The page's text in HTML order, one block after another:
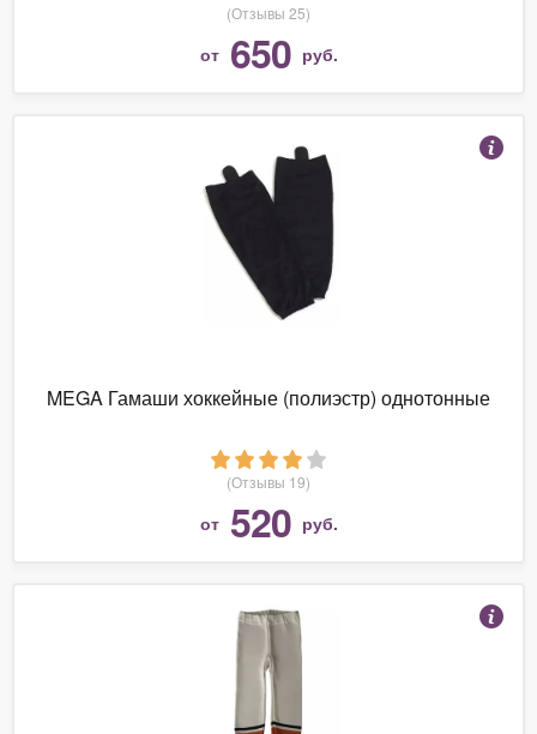
(Отзывы 25)
от 650 руб.
MEGA Гамаши хоккейные (полиэстр) однотонные
(Отзывы 19)
от 520 руб.